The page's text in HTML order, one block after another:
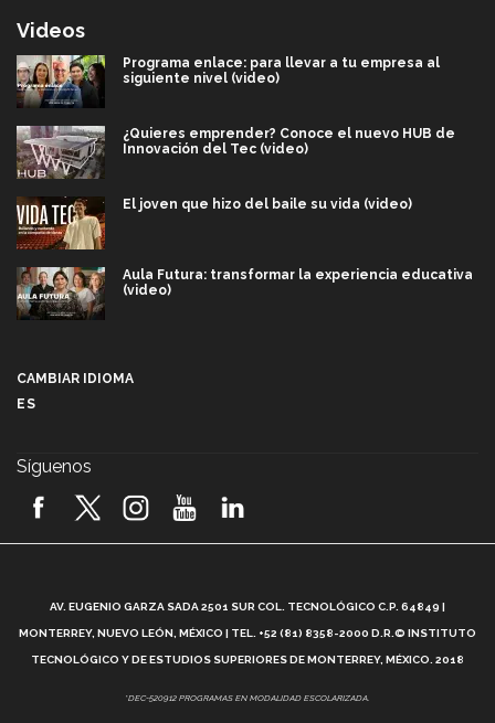
Videos
Programa enlace: para llevar a tu empresa al
siguiente nivel (video)
¿Quieres emprender? Conoce el nuevo HUB de
Innovación del Tec (video)
El joven que hizo del baile su vida (video)
Aula Futura: transformar la experiencia educativa
(video)
2026! (video)
¿Cómo es el Modelo Educativo Tec? (video)
Vida Tec: Feminismo e Inteligencia Artificial, Paola
CAMBIAR IDIOMA
ES
Síguenos
AV. EUGENIO GARZA SADA 2501 SUR COL. TECNOLÓGICO C.P. 64849 |
MONTERREY, NUEVO LEÓN, MÉXICO | TEL. +52 (81) 8358-2000 D.R.© INSTITUTO
TECNOLÓGICO Y DE ESTUDIOS SUPERIORES DE MONTERREY, MÉXICO. 2018
*DEC-520912 PROGRAMAS EN MODALIDAD ESCOLARIZADA.